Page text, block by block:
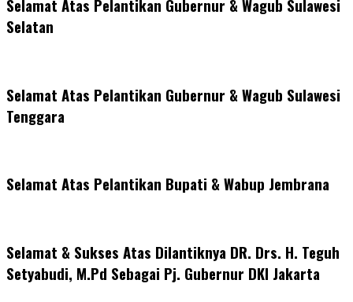
Selamat Atas Pelantikan Gubernur & Wagub Sulawesi
Selatan
Selamat Atas Pelantikan Gubernur & Wagub Sulawesi
Tenggara
Selamat Atas Pelantikan Bupati & Wabup Jembrana
Selamat & Sukses Atas Dilantiknya DR. Drs. H. Teguh
Setyabudi, M.Pd Sebagai Pj. Gubernur DKI Jakarta